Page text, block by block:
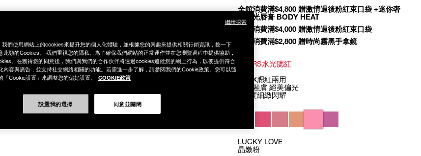
Promotions
全館消費滿$4,800 贈激情過後粉紅束口袋 +迷你奢
慾緞光唇膏 BODY HEAT
全館消費滿$4,000 贈激情過後粉紅束口袋
全館消費滿$2,800 贈時尚霧黑手拿鏡
#NARS水光腮紅
打亮X腮紅兩用
晶透融膚 絕美偏光
360度細緻閃耀
Variations
LUCKY LOVE
晶嫩粉
我們使用網站上的cookies來提升您的個人化體驗，並根據您的興趣來提供相關行銷資訊，按一下
此類的Cookies。 我們重視您的隱私。為了確保我們網站的正常運作並在您瀏覽過程中提供協助，
。在獲得您的同意後，我們與我們的合作伙伴將透過cookies追蹤您的網上行為，以便提供符合
內容與廣告，並支持社交網絡相關的功能。若需進一步了解，請參閱我們的Cookie政策。您可以隨
「Cookie設置」來調整您的偏好設置。
COOKIE政策
設置我的選擇 同意並關閉
繼續探索